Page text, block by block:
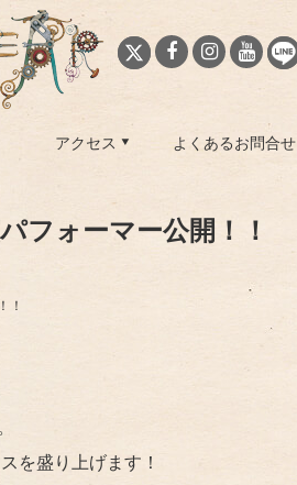
アクセス よくあるお問合せ
フォーマー公開！！
！
を盛り上げます！